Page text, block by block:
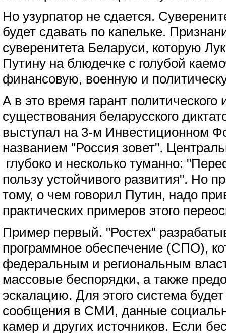
Но узурпатор не сдается.
будет сдавать по капельке.
суверенитета Беларуси, которую
Путину на блюдечке с голубой
финансовую, военную и
А в это время гарант политического
существования беларусского
выступал на 3-м Инвестиционном
названием "Россия зовет".
глубоко и несколько туманно:
пользу устойчивого развития". Но
тому, о чем говорил Путин, надо
практических примеров этого
Пример первый. "Ростех"
программное обеспечение (СПО),
федеральным и региональным
массовые беспорядки, а также
эскалацию. Для этого система
сообщения в СМИ, данные
камер и других источников. Если